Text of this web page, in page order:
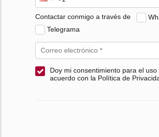
Contactar conmigo a través de
Telegrama
Doy mi consentimiento para el
acuerdo con la Política de